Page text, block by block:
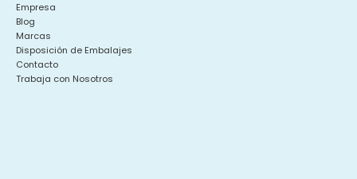
Empresa
Blog
Marcas
Disposición de Embalajes
Contacto
Trabaja con Nosotros